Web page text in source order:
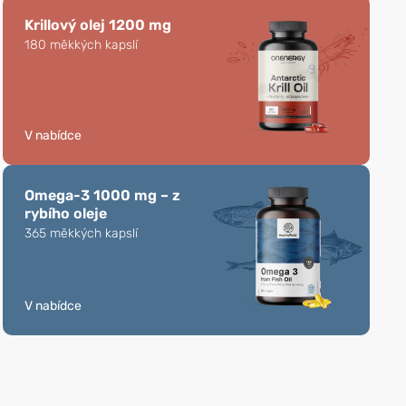
Krillový olej 1200 mg
180 měkkých kapslí
V nabídce
Omega-3 1000 mg – z
rybího oleje
365 měkkých kapslí
V nabídce